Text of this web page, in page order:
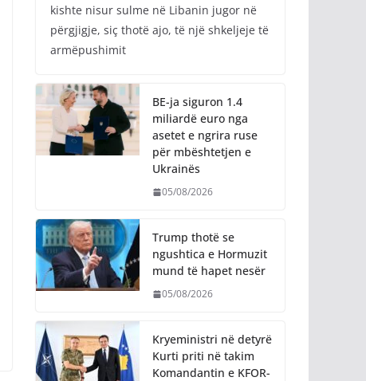
kishte nisur sulme në Libanin jugor në
përgjigje, siç thotë ajo, të një shkeljeje të
armëpushimit
BE-ja siguron 1.4
miliardë euro nga
asetet e ngrira ruse
për mbështetjen e
Ukrainës
05/08/2026
Trump thotë se
ngushtica e Hormuzit
mund të hapet nesër
05/08/2026
Kryeministri në detyrë
Kurti priti në takim
Komandantin e KFOR-